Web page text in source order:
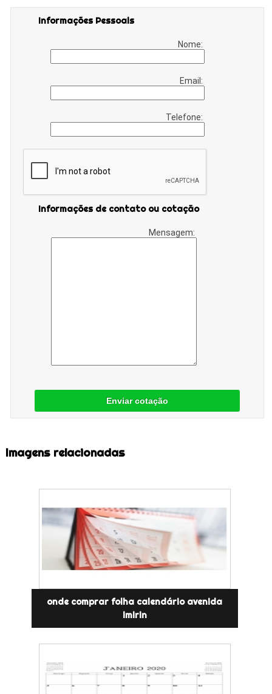
Informações Pessoais
Nome:
Email:
Telefone:
Informações de contato ou cotação
Mensagem:
Enviar cotação
Imagens relacionadas
onde comprar folha calendário avenida
imirin